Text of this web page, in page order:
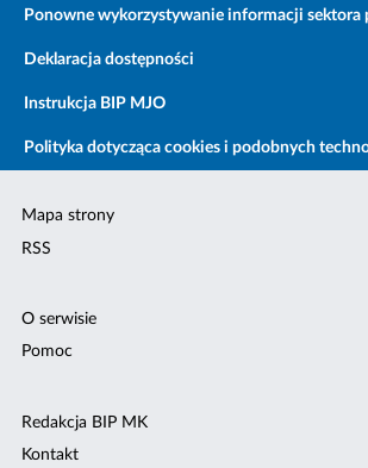
Ponowne wykorzystywanie informacji sektora
Deklaracja dostępności
Instrukcja BIP MJO
Polityka dotycząca cookies i podobnych
Mapa strony
RSS
O serwisie
Pomoc
Redakcja BIP MK
Kontakt